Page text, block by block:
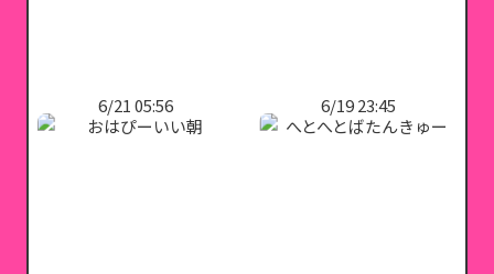
6/21 05:56 6/19 23:45